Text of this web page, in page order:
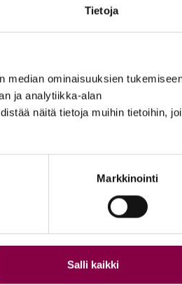
Tietoja
median ominaisuuksien
ja analytiikka-alan
näitä tietoja muihin tietoihin,
Markkinointi
Salli kaikki